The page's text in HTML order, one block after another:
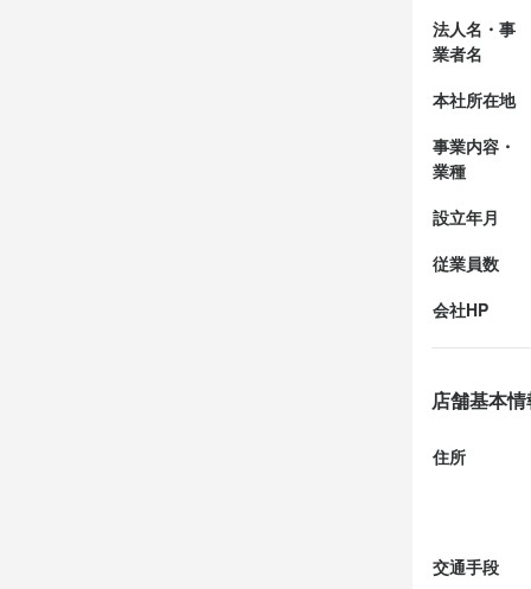
■オードブル
えび、白身
でした。流
■エスカルゴ
アラカルト
法人名・事
業者名
本社所在地
事業内容・
業種
設立年月
従業員数
会社HP
店舗基本
住所
交通手段